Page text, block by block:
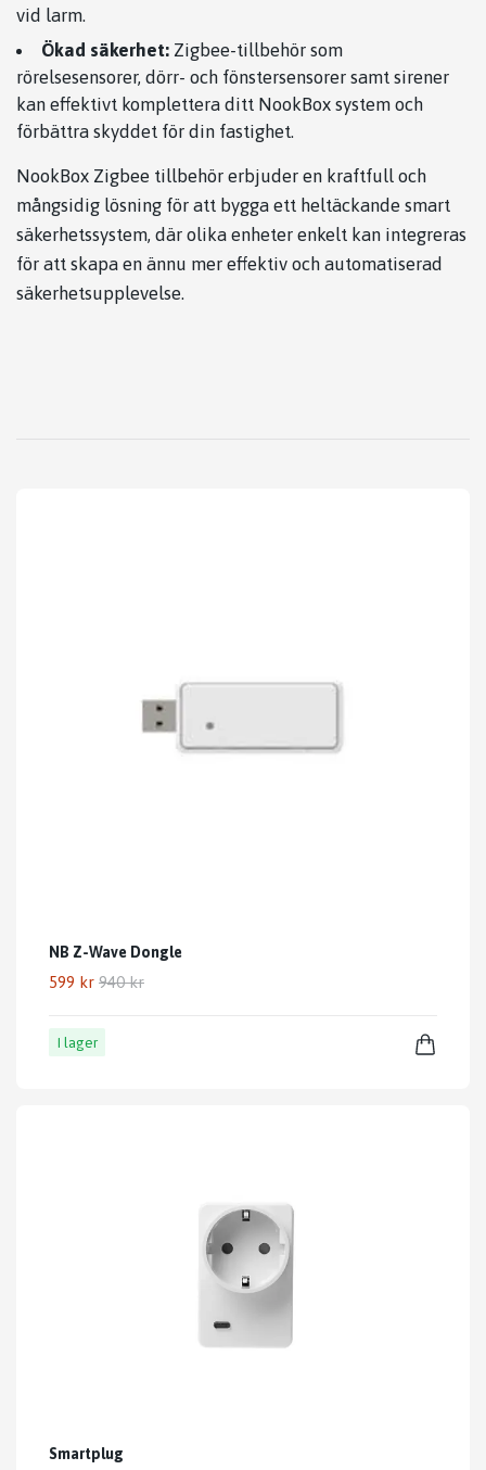
vid larm.
Ökad säkerhet:Zigbee-tillbehör som
rörelsesensorer, dörr- och fönstersensorer samt sirener
kan effektivt komplettera ditt NookBox system och
förbättra skyddet för din fastighet.
NookBox Zigbee tillbehör erbjuder en kraftfull och
mångsidig lösning för att bygga ett heltäckande smart
säkerhetssystem, där olika enheter enkelt kan integreras
för att skapa en ännu mer effektiv och automatiserad
säkerhetsupplevelse.
NB Z-Wave Dongle
599 kr 940 kr
I lager
Smartplug